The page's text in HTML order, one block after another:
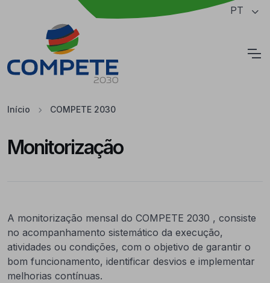
Saltar para o conteúdo principal da página PT
Início COMPETE 2030
Monitorização
A monitorização mensal do COMPETE 2030 , consiste
no acompanhamento sistemático da execução,
atividades ou condições, com o objetivo de garantir o
bom funcionamento, identificar desvios e implementar
melhorias contínuas.